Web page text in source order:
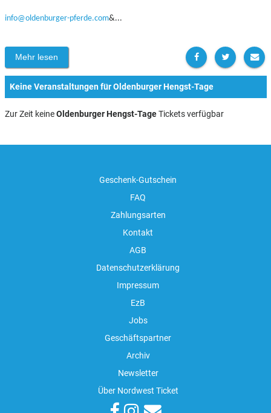
info@oldenburger-pferde.com&...
Mehr lesen
Keine Veranstaltungen für Oldenburger Hengst-Tage
Zur Zeit keineOldenburger Hengst-TageTickets verfügbar
Geschenk-Gutschein
FAQ
Zahlungsarten
Kontakt
AGB
Datenschutzerklärung
Impressum
EzB
Jobs
Geschäftspartner
Archiv
Newsletter
Über Nordwest Ticket